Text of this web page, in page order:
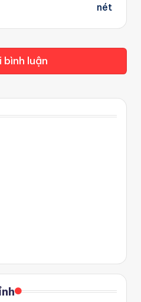
nét
luận